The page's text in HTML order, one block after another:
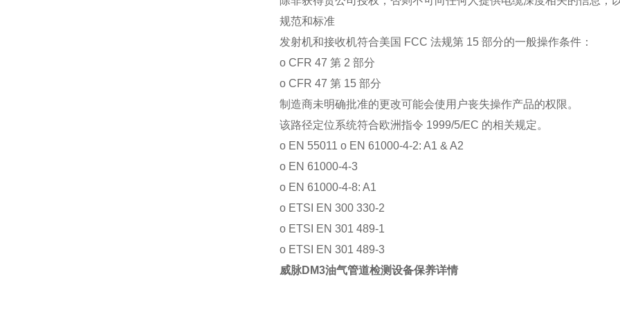
规范和标准
发射机和接收机符合美国 FCC 法规第 15 部分的一般操作条件：
ο CFR 47 第 2 部分
ο CFR 47 第 15 部分
制造商未明确批准的更改可能会使用户丧失操作产品的权限。
该路径定位系统符合欧洲指令 1999/5/EC 的相关规定。
ο EN 55011 ο EN 61000-4-2: A1 & A2
ο EN 61000-4-3
ο EN 61000-4-8: A1
ο ETSI EN 300 330-2
ο ETSI EN 301 489-1
ο ETSI EN 301 489-3
威脉DM3油气管道检测设备保养详情